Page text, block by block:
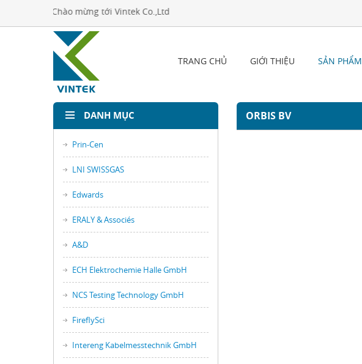
Chào mừng tới Vintek Co.,Ltd
TRANG CHỦ GIỚI THIỆU SẢN PHẨM
DANH MỤC
Prin-Cen
LNI SWISSGAS
Edwards
ERALY & Associés
A&D
ECH Elektrochemie Halle GmbH
NCS Testing Technology GmbH
FireflySci
Intereng Kabelmesstechnik GmbH
ORBIS BV